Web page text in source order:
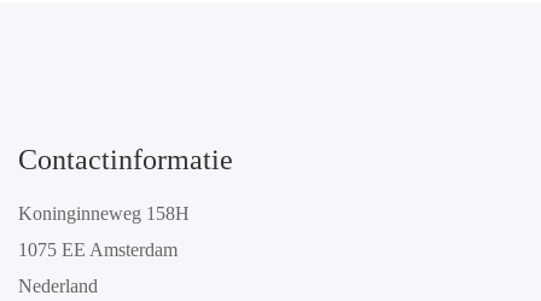
Contactinformatie
Koninginneweg 158H
1075 EE Amsterdam
Nederland